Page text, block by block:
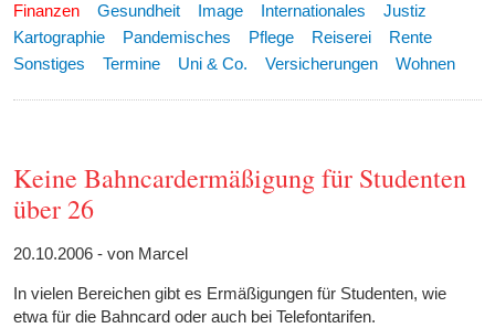
Finanzen
Gesundheit Image Internationales
Justiz
Kartographie
Pandemisches Pflege Reiserei
Rente
Sonstiges
Termine Uni & Co. Versicherungen Wohnen
Keine Bahncardermäßigung für Studenten
über 26
20.10.2006 - von Marcel
In vielen Bereichen gibt es Ermäßigungen für Studenten, wie
etwa für die Bahncard oder auch bei Telefontarifen.